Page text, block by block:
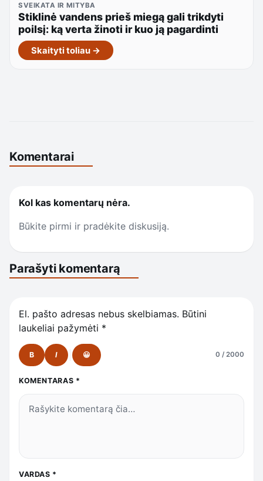
SVEIKATA IR MITYBA
Stiklinė vandens prieš miegą gali trikdyti
poilsį: ką verta žinoti ir kuo ją pagardinti
Skaityti toliau →
Komentarai
Kol kas komentarų nėra.
Būkite pirmi ir pradėkite diskusiją.
Parašyti komentarą
El. pašto adresas nebus skelbiamas. Būtini
laukeliai pažymėti *
B I 😀 0 / 2000
KOMENTARAS *
VARDAS *